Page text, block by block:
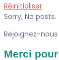
Réinitialiser
Sorry, No posts.
Rejoignez-nous
Merci